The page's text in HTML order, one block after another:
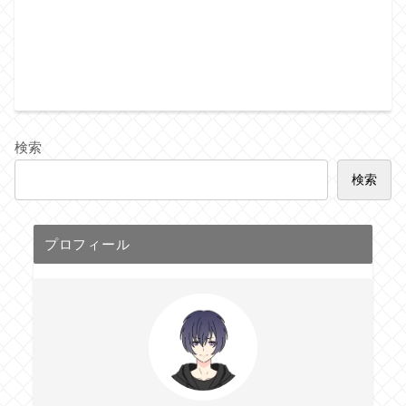
検索
検索
プロフィール